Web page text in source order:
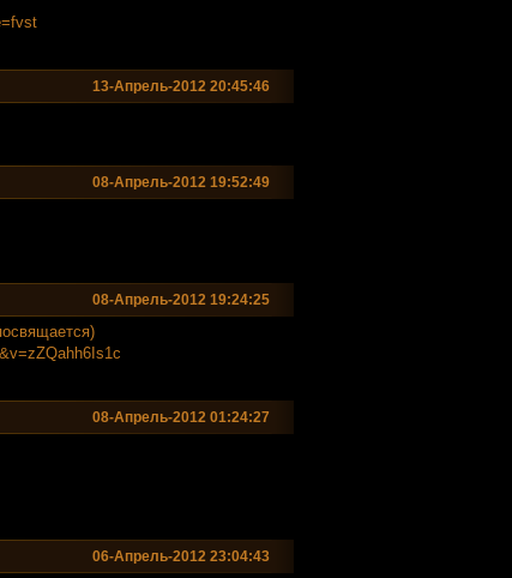
13-Апрель-2012 20:45:46
08-Апрель-2012 19:52:49
08-Апрель-2012 19:24:25
08-Апрель-2012 01:24:27
06-Апрель-2012 23:04:43